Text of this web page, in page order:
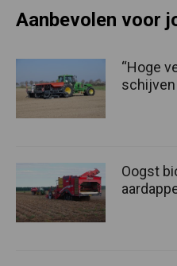
Aanbevolen voor
“Hoge
schijven
Oogst